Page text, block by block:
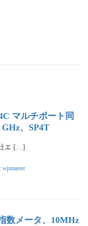
マルチポート同
、SP4T
エ […]
wpmaster
数メータ、10MHz